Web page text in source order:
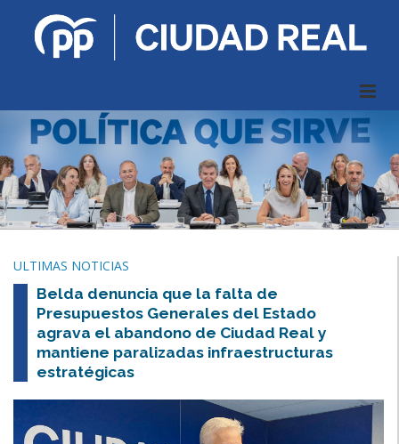
ULTIMAS NOTICIAS
Belda denuncia que la falta de
Presupuestos Generales del Estado
agrava el abandono de Ciudad Real y
mantiene paralizadas infraestructuras
estratégicas